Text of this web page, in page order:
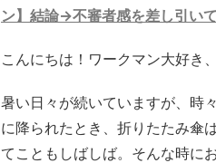
ン】結論→不審者感を差し引い
こんにちは！ワークマン大好き
暑い日々が続いていますが、時
に降られたとき、折りたたみ傘
てこともしばしば。そんな時に